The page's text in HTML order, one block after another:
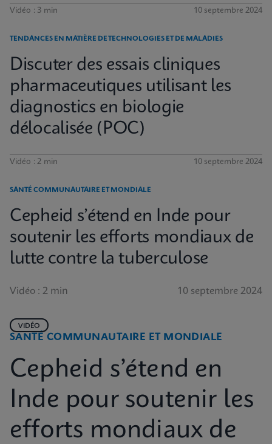
Vidéo : 3 min 10 septembre 2024
TENDANCES EN MATIÈRE DE TECHNOLOGIES ET DE MALADIES
Discuter des essais cliniques
pharmaceutiques utilisant les
diagnostics en biologie
délocalisée (POC)
Vidéo : 2 min 10 septembre 2024
SANTÉ COMMUNAUTAIRE ET MONDIALE
Cepheid s’étend en Inde pour
soutenir les efforts mondiaux de
lutte contre la tuberculose
Vidéo : 2 min 10 septembre 2024
SANTÉ COMMUNAUTAIRE ET MONDIALE
VIDÉO
Cepheid s’étend en
Inde pour soutenir les
efforts mondiaux de